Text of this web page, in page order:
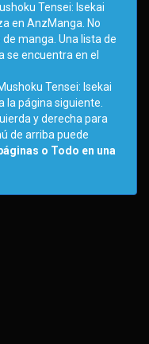
Tensei: Isekai
en AnzManga. No
manga. Una lista de
se encuentra en el
Tensei: Isekai
la página siguiente.
y derecha para
de arriba puede
o Todo en una